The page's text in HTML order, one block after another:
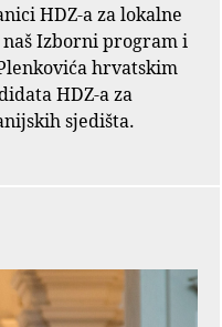
HDZ-a za lokalne
Izborni program i
hrvatskim
HDZ-a za
sjedišta.